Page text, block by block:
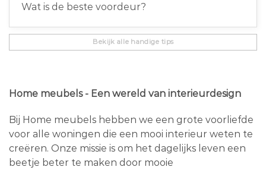
Wat is de beste voordeur?
Bekijk alle handige tips
Home meubels - Een wereld van interieurdesign
Bij Home meubels hebben we een grote voorliefde
voor alle woningen die een mooi interieur weten te
creëren. Onze missie is om het dagelijks leven een
beetje beter te maken door mooie